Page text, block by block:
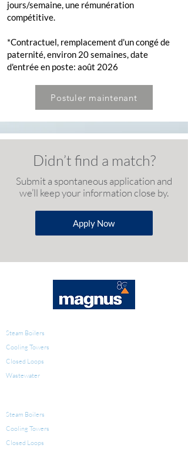
jours/semaine, une rémunération
compétitive.
*Contractuel, remplacement d'un congé de
paternité, environ 20 semaines, date
d'entrée en poste: août 2026
Postuler maintenant
Didn’t find a match?
Submit a spontaneous application and
we’ll keep your information close by.
Apply Now
Steam Boilers
Cooling Towers
Closed Loops
Wastewater
Steam Boilers
Cooling Towers
Closed Loops